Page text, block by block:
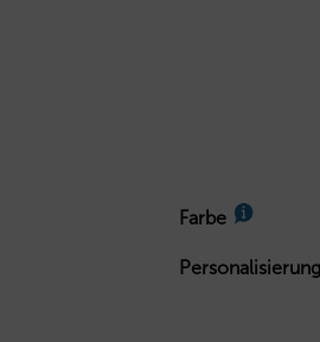
Farbe
Personalisierung